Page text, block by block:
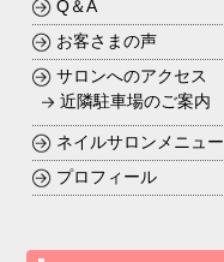
Q＆A
お客さまの声
サロンへのアクセス
近隣駐車場のご案内
ネイルサロンメニュー
プロフィール